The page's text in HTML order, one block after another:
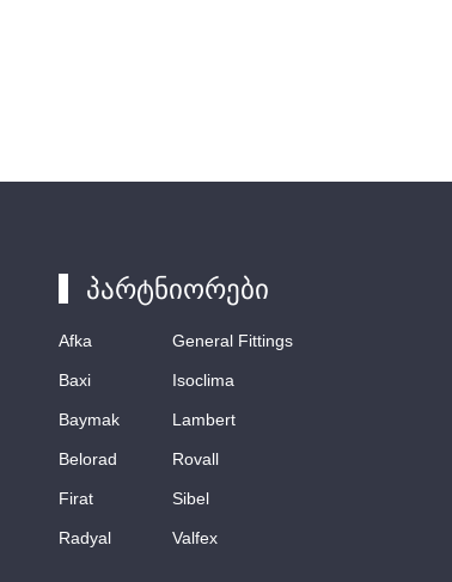
პარტნიორები
Afka
Baxi
Baymak
Belorad
Firat
Radyal
General Fittings
Isoclima
Lambert
Rovall
Sibel
Valfex